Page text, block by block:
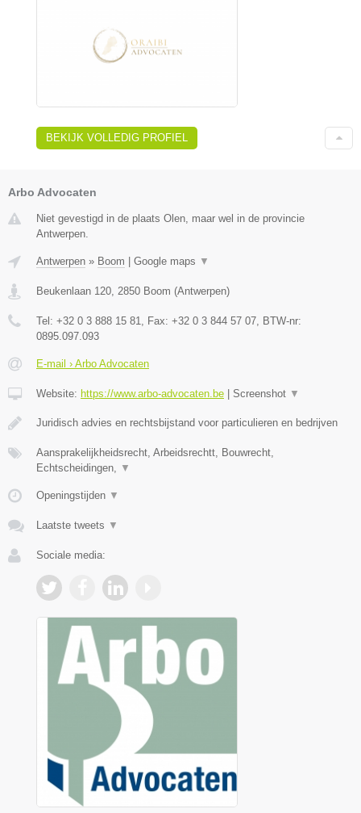
BEKIJK VOLLEDIG PROFIEL
Arbo Advocaten
Niet gevestigd in de plaats Olen, maar wel in de provincie
Antwerpen.
Antwerpen » Boom Google maps ▼
Beukenlaan 120 2850 Boom (Antwerpen)
Tel: +32 0 3 888 15 81 , Fax: +32 0 3 844 57 07 , BTW-nr:
0895.097.093
E-mail › Arbo Advocaten
Website: https://www.arbo-advocaten.be Screenshot ▼
Juridisch advies en rechtsbijstand voor particulieren en bedrijven
Aansprakelijkheidsrecht, Arbeidsrechtt, Bouwrecht,
Echtscheidingen,
▼
Openingstijden ▼
Laatste tweets ▼
Sociale media: